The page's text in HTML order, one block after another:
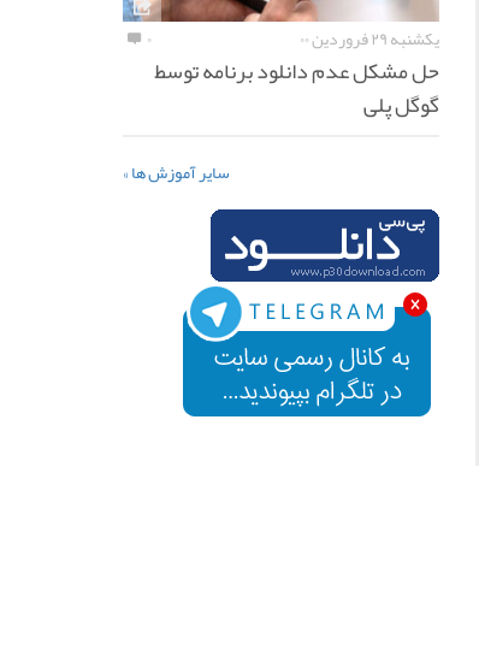
یکشنبه ۲۹ فروردین ۰۰ ۰
حل مشکل عدم دانلود برنامه توسط
گوگل پلی
سایر آموزش ها »